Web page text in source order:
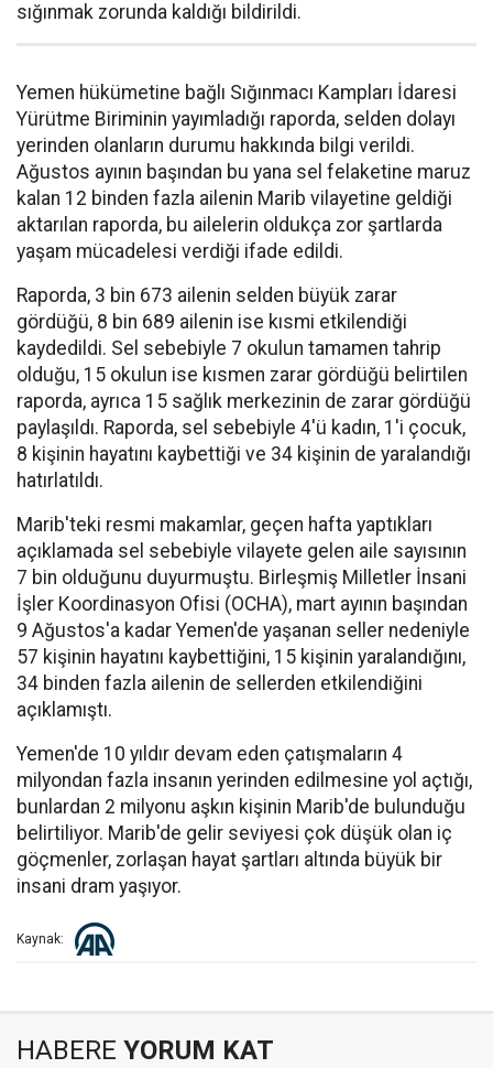
sığınmak zorunda kaldığı bildirildi.
Yemen hükümetine bağlı Sığınmacı Kampları İdaresi
Yürütme Biriminin yayımladığı raporda, selden dolayı
yerinden olanların durumu hakkında bilgi verildi.
Ağustos ayının başından bu yana sel felaketine maruz
kalan 12 binden fazla ailenin Marib vilayetine geldiği
aktarılan raporda, bu ailelerin oldukça zor şartlarda
yaşam mücadelesi verdiği ifade edildi.
Raporda, 3 bin 673 ailenin selden büyük zarar
gördüğü, 8 bin 689 ailenin ise kısmi etkilendiği
kaydedildi. Sel sebebiyle 7 okulun tamamen tahrip
olduğu, 15 okulun ise kısmen zarar gördüğü belirtilen
raporda, ayrıca 15 sağlık merkezinin de zarar gördüğü
paylaşıldı. Raporda, sel sebebiyle 4'ü kadın, 1'i çocuk,
8 kişinin hayatını kaybettiği ve 34 kişinin de yaralandığı
hatırlatıldı.
Marib'teki resmi makamlar, geçen hafta yaptıkları
açıklamada sel sebebiyle vilayete gelen aile sayısının
7 bin olduğunu duyurmuştu. Birleşmiş Milletler İnsani
İşler Koordinasyon Ofisi (OCHA), mart ayının başından
9 Ağustos'a kadar Yemen'de yaşanan seller nedeniyle
57 kişinin hayatını kaybettiğini, 15 kişinin yaralandığını,
34 binden fazla ailenin de sellerden etkilendiğini
açıklamıştı.
Yemen'de 10 yıldır devam eden çatışmaların 4
milyondan fazla insanın yerinden edilmesine yol açtığı,
bunlardan 2 milyonu aşkın kişinin Marib'de bulunduğu
belirtiliyor. Marib'de gelir seviyesi çok düşük olan iç
göçmenler, zorlaşan hayat şartları altında büyük bir
insani dram yaşıyor.
Kaynak:
HABERE YORUM KAT